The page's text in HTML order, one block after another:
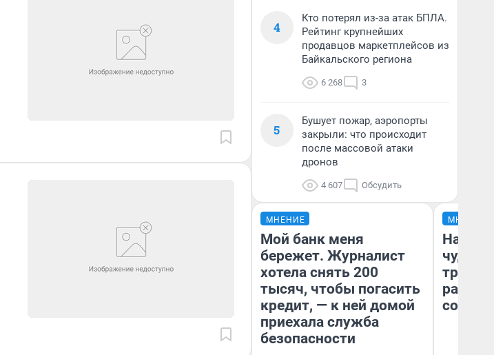
4
Кто потерял из-за атак БПЛА.
Рейтинг крупнейших
продавцов маркетплейсов из
Байкальского региона
6 268 3
5
Бушует пожар, аэропорты
закрыли: что происходит
после массовой атаки
дронов
4 607 Обсудить
МНЕНИЕ
Мой банк меня
бережет. Журналист
хотела снять 200
тысяч, чтобы погасить
кредит, — к ней домой
приехала служба
безопасности
МНЕНИЕ
чудом